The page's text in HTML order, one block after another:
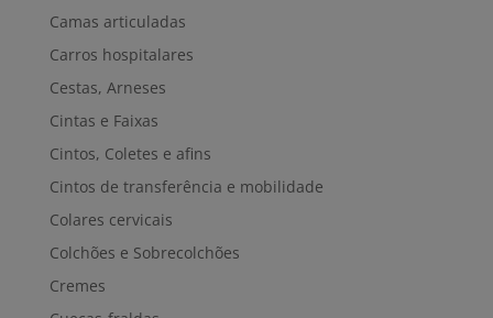
Camas articuladas
Carros hospitalares
Cestas, Arneses
Cintas e Faixas
Cintos, Coletes e afins
Cintos de transferência e mobilidade
Colares cervicais
Colchões e Sobrecolchões
Cremes